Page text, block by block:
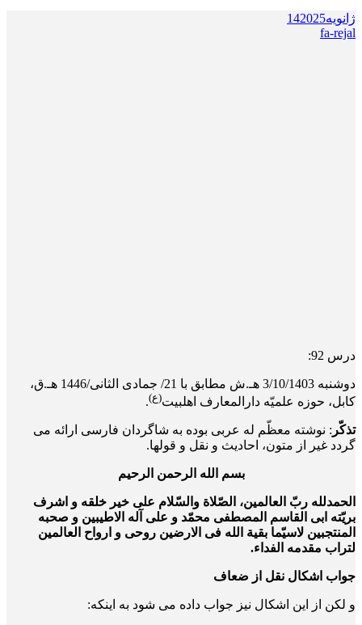
ژانویه 142025
fa-rejal
درس 92:
دو‌شنبه 3/10/1403 هـ.ش مطابق با 21/ جمادی الثانی/1446 هـ.ق،
کابل، حوزه علمیّه دارالمعارف اهلبیت(ع).
تذکّر : نوشته معظّم له عربی بوده به شاگردان فارسی ارائه می
گردد غیر از متون، احادیث و نقل و قول­ها.
بسم الله الرحمن الرحیم
الحمدلله ربّ العالمین، الصّلاة والسّلام علی خیر خلقه و اشرف
بریّته ابی القاسم المصطفی محمّد و علی آله الاطیبین و صحبه
المنتجبین لاسیّما بقیة الله فی الارضین روحی و ارواح العالمین
لتراب مقدمه الفداء.
جواب اشکال نقل از ضعاف
و لکن از این اشکال نیز جواب داده می شود به اینکه: